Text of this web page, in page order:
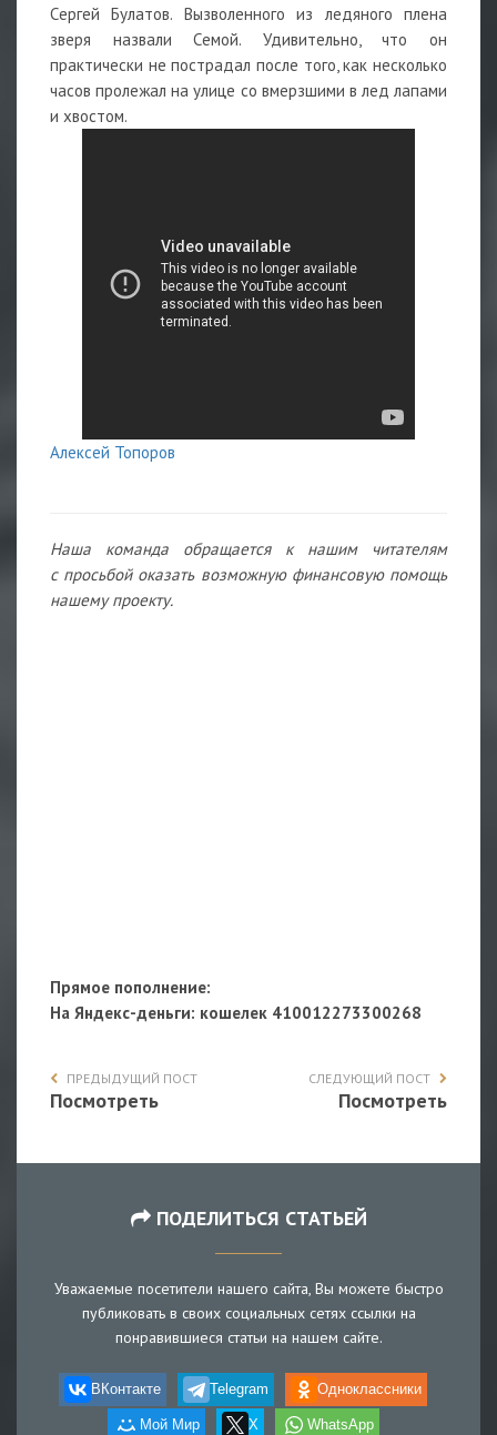
Сергей Булатов. Вызволенного из ледяного плена
зверя назвали Семой. Удивительно, что он
практически не пострадал после того, как несколько
часов пролежал на улице со вмерзшими в лед лапами
и хвостом.
Алексей Топоров
Наша команда обращается к нашим читателям
с просьбой оказать возможную финансовую помощь
нашему проекту.
Прямое пополнение:
На Яндекс-деньги: кошелек 410012273300268
ПРЕДЫДУЩИЙ ПОСТ
Посмотреть
СЛЕДУЮЩИЙ ПОСТ
Посмотреть
ПОДЕЛИТЬСЯ СТАТЬЕЙ
Уважаемые посетители нашего сайта, Вы можете быстро
публиковать в своих социальных сетях ссылки на
понравившиеся статьи на нашем сайте.
ВКонтакте Telegram Одноклассники
Мой Мир X WhatsApp